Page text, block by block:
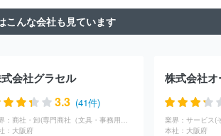
式会社フジコウ 株式会社ナイガイ
株式会社
社ヤマノホールディングス
会社ヒットマン
株式会社リンク・セオリー・
社京都きもの友禅ホールディングス
株式会社
会社丸東 福助株式会社
株式会社エスティー
株式会社ＳＴＸ
株式会社センコウ
増成織ネーム株式会社
こんな会社も見ています
会社グラセル
3.3 (41件)
：
商社・卸(専門商社（文具・事務用品・日用品）)
： 大阪府
株式会社
業界： サービス(
本社： 大阪府